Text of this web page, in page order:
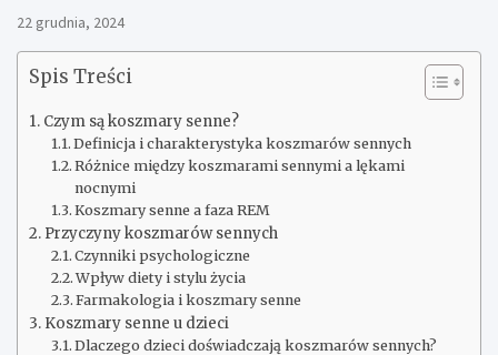
22 grudnia, 2024
Spis Treści
Czym są koszmary senne?
Definicja i charakterystyka koszmarów sennych
Różnice między koszmarami sennymi a lękami
nocnymi
Koszmary senne a faza REM
Przyczyny koszmarów sennych
Czynniki psychologiczne
Wpływ diety i stylu życia
Farmakologia i koszmary senne
Koszmary senne u dzieci
Dlaczego dzieci doświadczają koszmarów sennych?